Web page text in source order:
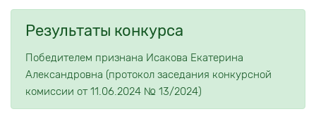
Результаты конкурса
Победителем признана Исакова Екатерина
Александровна (протокол заседания конкурсной
комиссии от 11.06.2024 № 13/2024)